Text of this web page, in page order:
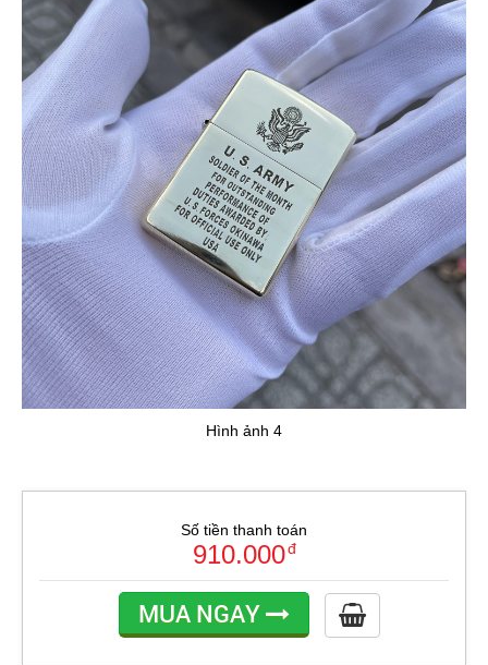
Hình ảnh 4
Số tiền thanh toán
910.000đ
MUA NGAY